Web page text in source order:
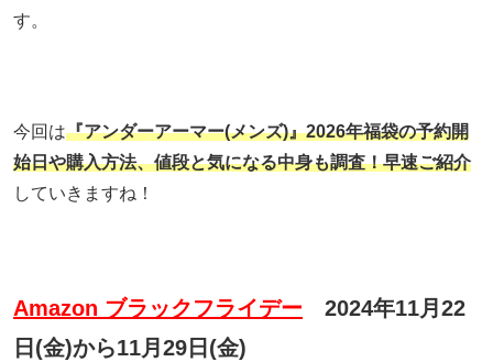
す。
今回は『アンダーアーマー(メンズ)』2026年福袋の予約開
始日や購入方法、値段と気になる中身も調査！早速ご紹介
していきますね！
Amazon ブラックフライデー
2024年11月22
日(金)から11月29日(金)